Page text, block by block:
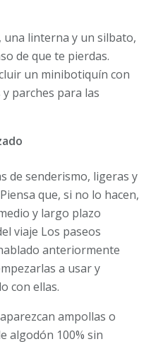
una linterna y un silbato,
de que te pierdas.
un minibotiquín con
parches para las
de senderismo, ligeras y
que, si no lo hacen,
y largo plazo
viaje Los paseos
anteriormente
a usar y
con ellas.
ampollas o
algodón 100% sin